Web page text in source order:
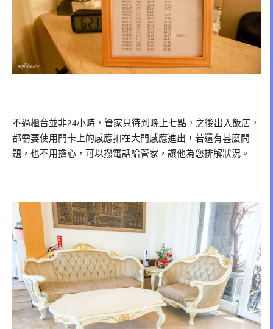
不過櫃台並非24小時，管家只待到晚上七點，之後出入飯店，
都需要使用門卡上的感應扣在大門感應進出，若還有甚麼問
題，也不用擔心，可以撥電話給管家，讓他為您排解狀況。